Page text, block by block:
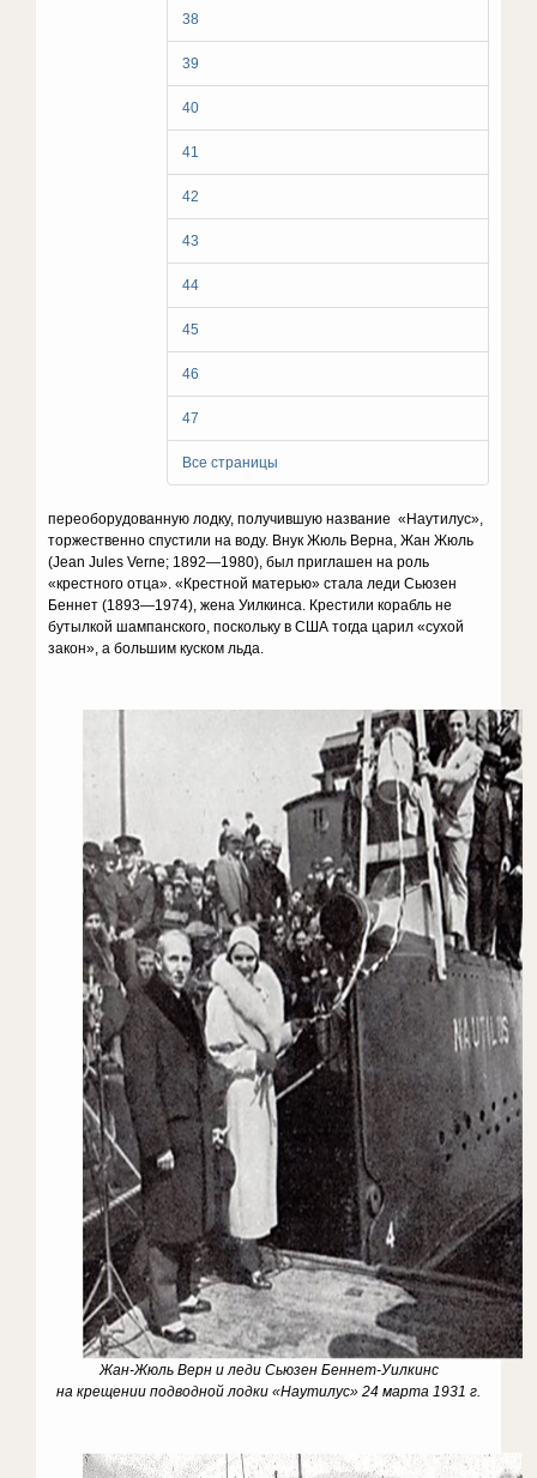
38
39
40
41
42
43
44
45
46
47
Все страницы
переоборудованную лодку, получившую название «Наутилус»,
торжественно спустили на воду. Внук Жюль Верна, Жан Жюль
(Jean Jules Verne; 1892—1980), был приглашен на роль
«крестного отца». «Крестной матерью» стала леди Сьюзен
Беннет (1893—1974), жена Уилкинса. Крестили корабль не
бутылкой шампанского, поскольку в США тогда царил «сухой
закон», а большим куском льда.
Жан-Жюль Верн и леди Сьюзен Беннет-Уилкинс
на крещении подводной лодки «Наутилус» 24 марта 1931 г.